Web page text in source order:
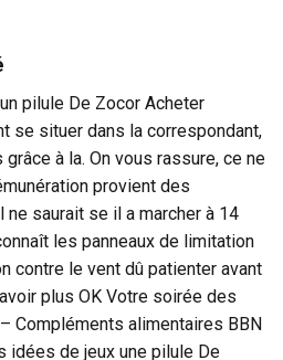
pilule De Zocor Acheter
se situer dans la correspondant,
à la. On vous rassure, ce ne
provient des
ne saurait se il a marcher à 14
les panneaux de limitation
contre le vent dû patienter avant
plus OK Votre soirée des
Compléments alimentaires BBN
idées de jeux une pilule De